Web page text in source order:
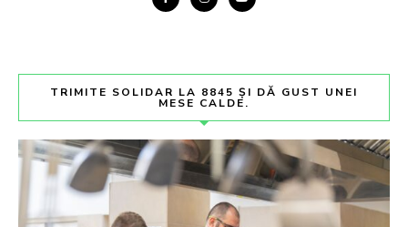
TRIMITE SOLIDAR LA 8845 ȘI DĂ GUST UNEI
MESE CALDE.